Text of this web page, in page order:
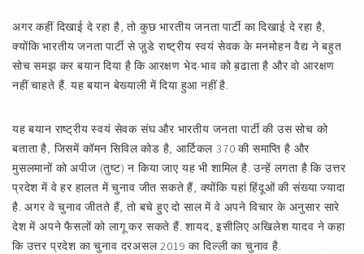
अगर कहीं दिखाई दे रहा है, तो कुछ भारतीय जनता पार्टी का दिखाई दे रहा है,
क्योंकि भारतीय जनता पार्टी से जु़डे राष्ट्रीय स्वयं सेवक के मनमोहन वैद्य ने बहुत
सोच समझ कर बयान दिया है कि आरक्षण भेद-भाव को ब़ढाता है और वो आरक्षण
नहीं चाहते हैं. यह बयान बेख्याली में दिया हुआ नहीं है.
यह बयान राष्ट्रीय स्वयं सेवक संघ और भारतीय जनता पार्टी की उस सोच को
बताता है, जिसमें कॉमन सिविल कोड है, आर्टिकल 370 की समाप्ति है और
मुसलमानों को अपीज (तुष्ट) न किया जाए यह भी शामिल है. उन्हें लगता है कि उत्तर
प्रदेश में वे हर हालत में चुनाव जीत सकते हैं, क्योंकि यहां हिंदूओं की संख्या ज्यादा
है. अगर वे चुनाव जीतते हैं, तो बचे हुए दो साल में वे अपने विचार के अनुसार सारे
देश में अपने फैसलों को लागू कर सकते हैं. शायद, इसीलिए अखिलेश यादव ने कहा
कि उत्तर प्रदेश का चुनाव दरअसल 2019 का दिल्ली का चुनाव है.